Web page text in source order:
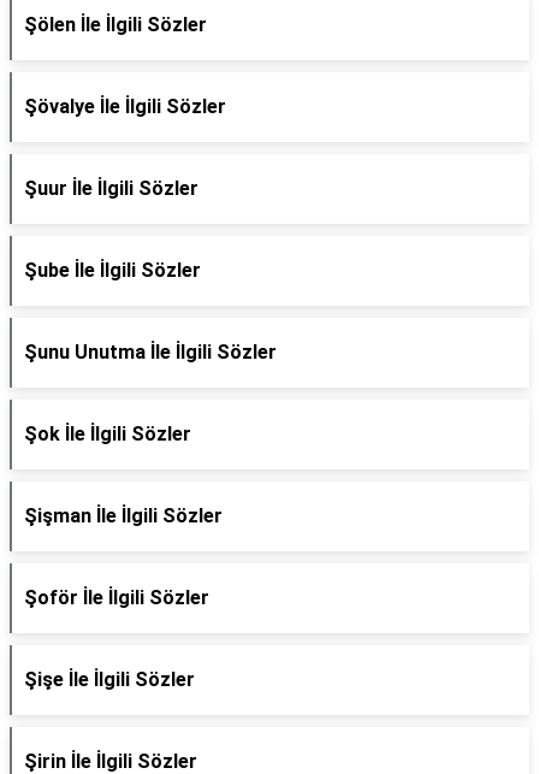
Şölen İle İlgili Sözler
Şövalye İle İlgili Sözler
Şuur İle İlgili Sözler
Şube İle İlgili Sözler
Şunu Unutma İle İlgili Sözler
Şok İle İlgili Sözler
Şişman İle İlgili Sözler
Şoför İle İlgili Sözler
Şişe İle İlgili Sözler
Şirin İle İlgili Sözler